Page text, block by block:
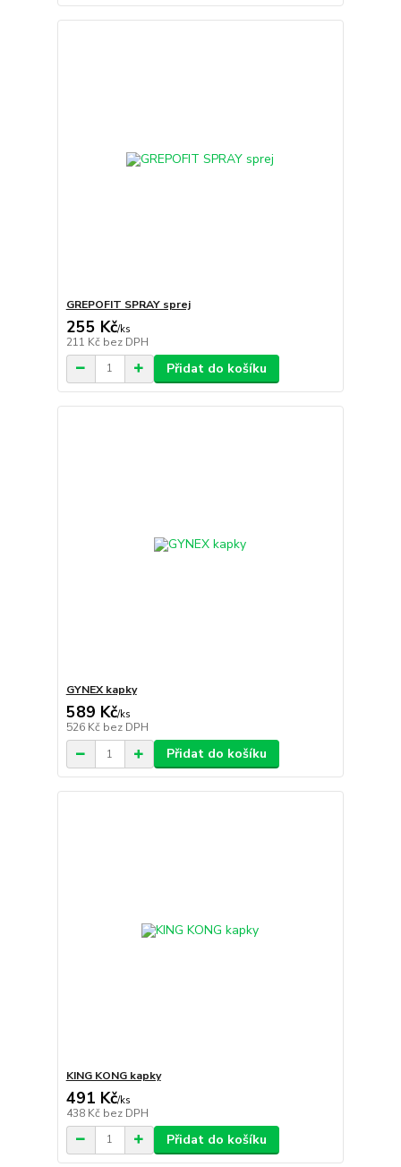
GREPOFIT SPRAY sprej
255 Kč/ks
211 Kč bez DPH
Přidat do košíku
GYNEX kapky
589 Kč/ks
526 Kč bez DPH
Přidat do košíku
KING KONG kapky
491 Kč/ks
438 Kč bez DPH
Přidat do košíku